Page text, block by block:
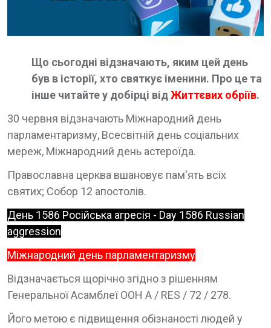
Що сьогодні відзначають, яким цей день
був в історії, хто святкує іменини. Про це та
інше читайте у добірці відЖиттєвих обріїв.
30 червня відзначають Міжнародний день
парламентаризму, Всесвітній день соціальних
мереж, Міжнародний день астероїда.
Православна церква вшановує пам'ять всіх
святих; Собор 12 апостолів.
День 1586 Російська агресія - Day 1586 Russian
aggression
Міжнародний день парламентаризму
Відзначається щорічно згідно з рішенням
Генеральної Асамблеї ООН A / RES / 72 / 278.
Його метою є підвищення обізнаності людей у